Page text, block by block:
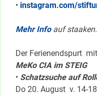
• instagram.com/
Mehr Infoauf
Der Ferienendspurt
MeKo CIA im STEIG
• Schatzsuche auf
Do 20. August v. 14-